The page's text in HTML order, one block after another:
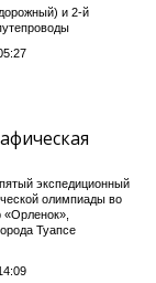
и 2-й
экспедиционный
олимпиады во
«Орленок»,
Туапсе